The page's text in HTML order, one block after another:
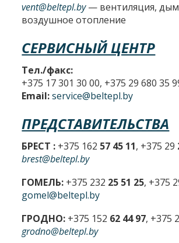
vent@beltepl.by— вентиляция,
воздушное отопление
СЕРВИСНЫЙ ЦЕНТР
Тел./факс:
+375 17 301 30 00, +375 29 680 35
Email: service@beltepl.by
ПРЕДСТАВИТЕЛЬСТВА
БРЕСТ : +375 162 57 45 11, +375 29
brest@beltepl.by
ГОМЕЛЬ: +375 232 25 51 25, +375
gomel@beltepl.by
ГРОДНО: +375 152 62 44 97, +375
grodno@beltepl.by